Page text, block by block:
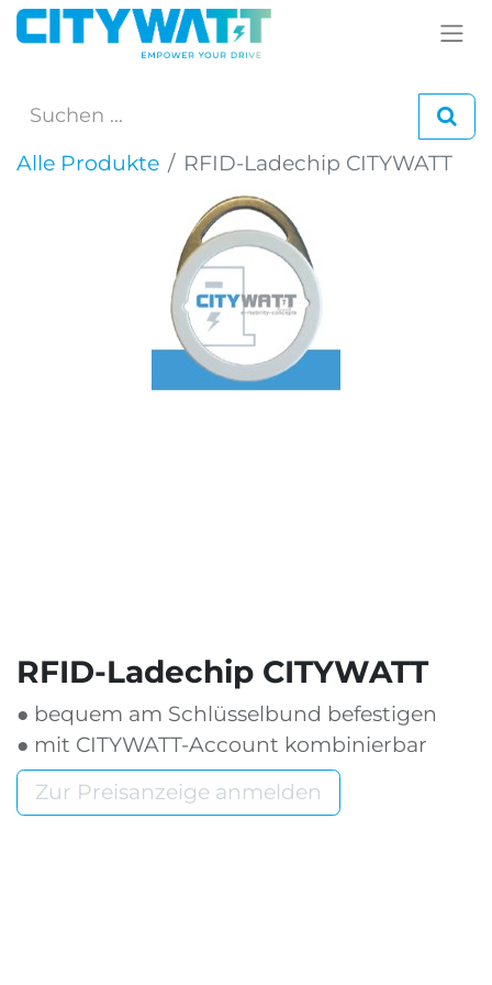
Alle Produkte RFID-Ladechip CITYWATT
RFID-Ladechip CITYWATT
● bequem am Schlüsselbund befestigen
● mit CITYWATT-Account kombinierbar
Zur Preisanzeige anmelden